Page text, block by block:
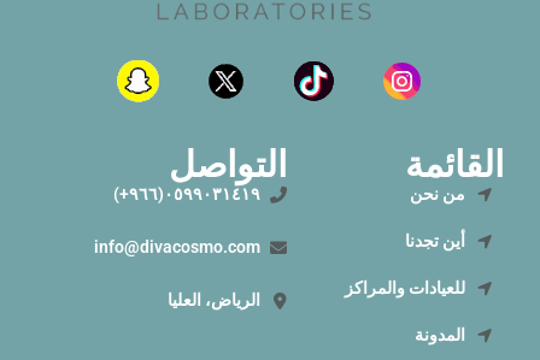
القائمة
من نحن
أين تجدنا
للعيادات والمراكز
المدونة
التواصل
٠٥٩٩٠٣١٤١٩(٩٦٦+)
info@divacosmo.com
الرياض، العليا